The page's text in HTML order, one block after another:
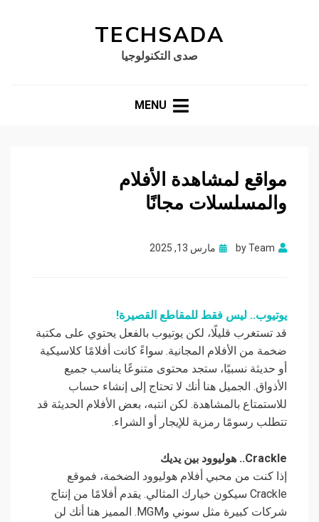
TECHSADA
صدى التكنولوجيا
MENU
مواقع لمشاهدة الأفلام
والمسلسلات مجانًا
byTeam
Posted
مارس 13, 2025
يوتيوب.. ليس فقط للمقاطع القصيرة!
قد تستغرب قليلًا، لكن يوتيوب بالفعل يحتوي على مكتبة
ضخمة من الأفلام المجانية. سواءً كانت أفلامًا كلاسيكية
أو حديثة نسبيًا، ستجد محتوى متنوعًا يناسب جميع
الأذواق. الجميل هنا أنك لا تحتاج إلى إنشاء حساب
للاستمتاع بالمشاهدة. لكن انتبه، بعض الأفلام الحديثة قد
تتطلب رسومًا رمزية للإيجار أو الشراء.
Crackle.. هوليوود بين يديك
إذا كنت من محبي أفلام هوليوود الضخمة، فموقع
Crackle سيكون خيارك المثالي. يقدم أفلامًا من إنتاج
شركات كبيرة مثل سوني وMGM. المميز هنا أنك لن